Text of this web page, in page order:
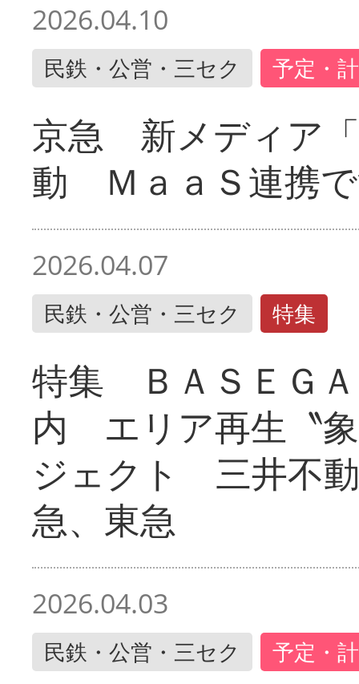
2026.04.10
民鉄・公営・三セク 予定・
京急 新メディア
動 ＭａａＳ連携
2026.04.07
民鉄・公営・三セク 特集
特集 ＢＡＳＥＧ
内 エリア再生〝
ジェクト 三井不
急、東急
2026.04.03
民鉄・公営・三セク 予定・